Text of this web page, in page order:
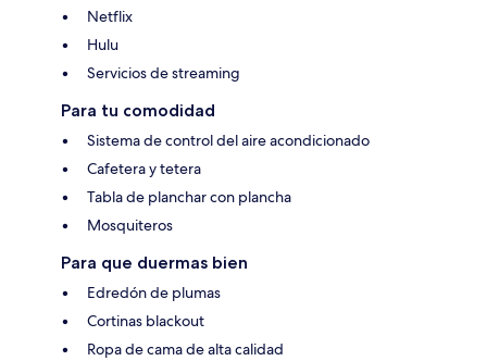
Netflix
Hulu
Servicios de streaming
Para tu comodidad
Sistema de control del aire acondicionado
Cafetera y tetera
Tabla de planchar con plancha
Mosquiteros
Para que duermas bien
Edredón de plumas
Cortinas blackout
Ropa de cama de alta calidad